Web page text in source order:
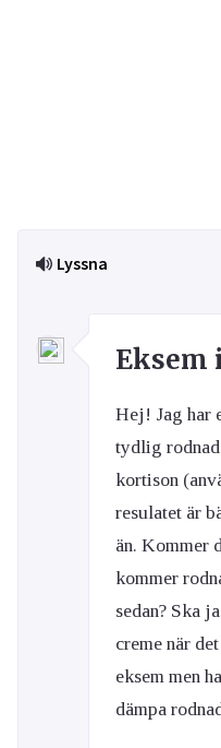
Lyssna
Eksem
Hej! Jag har
tydlig
kortison
resulatet är
än. Kommer
kommer
sedan? Ska
creme när
eksem men
dämpa